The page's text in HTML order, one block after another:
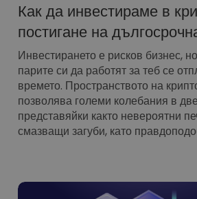
Как да инвестираме в
постигане на
Инвестирането е рисков бизнес,
парите си да работят за теб се
времето. Пространството на
позволява големи колебания в
представяйки както невероятни
смазващи загуби, като